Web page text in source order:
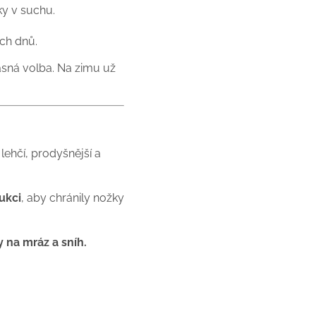
v suchu.
dnů.
volba. Na zimu už
prodyšnější a
, aby chránily nožky
mráz a sníh.